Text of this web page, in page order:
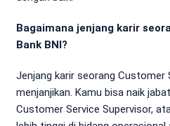
Bagaimana jenjang karir
Bank BNI?
Jenjang karir seorang Customer
menjanjikan. Kamu bisa naik
Customer Service Supervisor,